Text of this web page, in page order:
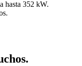
hasta 352 kW.